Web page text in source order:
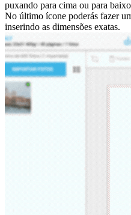
puxando para cima ou para
No último ícone poderás fazer
inserindo as dimensões exatas.